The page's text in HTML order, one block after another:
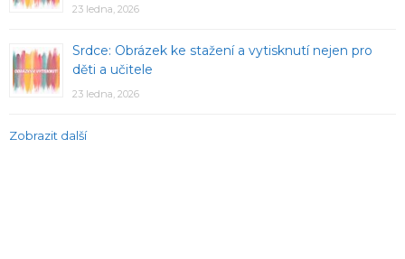
23 ledna, 2026
Srdce: Obrázek ke stažení a vytisknutí nejen pro
děti a učitele
23 ledna, 2026
Zobrazit další